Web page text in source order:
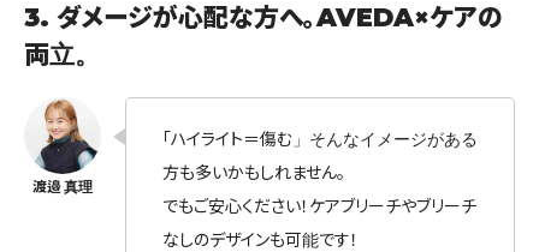
3. ダメージが心配な方へ。AVEDA×ケアの
両立。
「ハイライト＝傷む」そんなイメージがある
方も多いかもしれません。
でもご安心ください！ケアブリーチやブリーチ
なしのデザインも可能です！